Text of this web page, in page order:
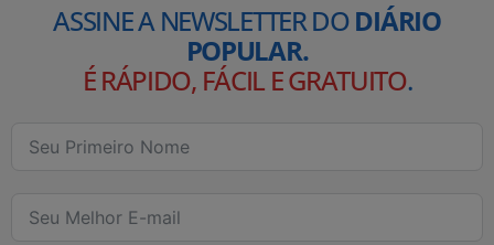
ASSINE A NEWSLETTER DODIÁRIO
POPULAR.
É RÁPIDO, FÁCIL E GRATUITO.